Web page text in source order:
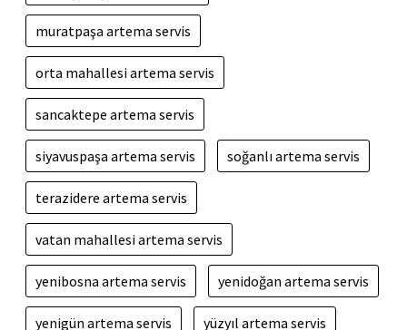
muratpaşa artema servis
orta mahallesi artema servis
sancaktepe artema servis
siyavuspaşa artema servis soğanlı artema servis
terazidere artema servis
vatan mahallesi artema servis
yenibosna artema servis yenidoğan artema servis
yenigün artema servis yüzyıl artema servis